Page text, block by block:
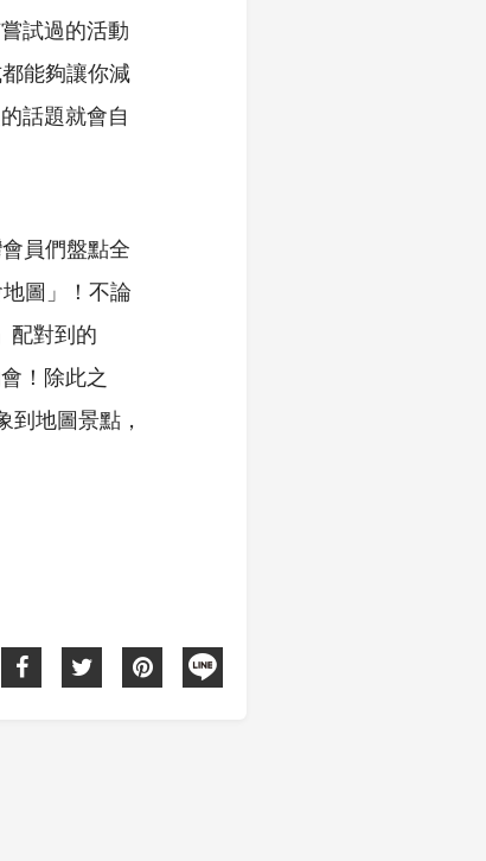
試過的活動
能夠讓你減
話題就會自
員們盤點全
圖」！不論
配對到的
！除此之
地圖景點，